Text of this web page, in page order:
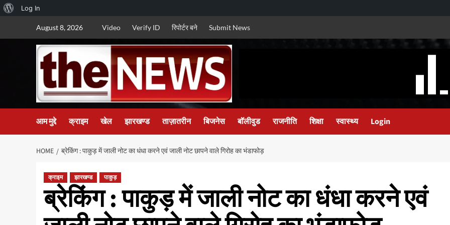
About
WordPress
Log In
August 8, 2026 Video Verify ID रिपोर्टर बने Submit News
आम मुद्दे क्राइम खेल झारखण्ड ताज़ातरीन बिजनेस बॉलीवुड राजनीति शिक्षा स्वास्थ्य Login
HOME ब्रेकिंग : पाकुड़ में जाली नोट का धंधा करने एवं जाली नोट छापने वाले गिरोह का भंडाफोड़
क्राइम झारखण्ड पाकुड़
ब्रेकिंग : पाकुड़ में जाली नोट का धंधा करने एवं